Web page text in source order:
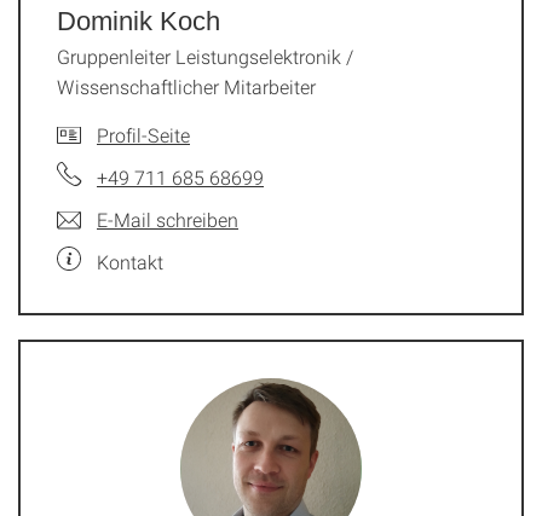
Dominik Koch
Gruppenleiter Leistungselektronik /
Wissenschaftlicher Mitarbeiter
Profil-Seite
+49 711 685 68699
E-Mail schreiben
Kontakt